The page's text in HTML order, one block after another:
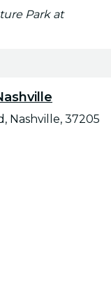
Park at
Nashville, 37205